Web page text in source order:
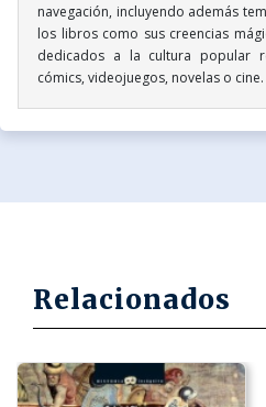
navegación, incluyendo además
los libros como sus creencias
dedicados a la cultura popular
cómics, videojuegos, novelas o cine.
Relacionados